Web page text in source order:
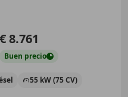
€ 8.761
Buen precio
55 kW (75 CV)